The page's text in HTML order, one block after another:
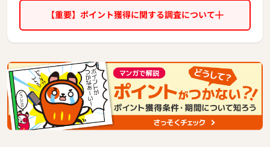
込)につき1％貯まる！
●購入から1年間最大1万円分のケータイ補償※携帯電話の紛
失や修理不能(水漏れ・全損)
●dカードポイントアップモールやdカード特約店なら、ご利
が貯まる！
●マツモトキヨシ、ローソン、ファミリーマート、やまや、
高島屋、スターバックスなどdカード特約店が豊富！
●ETCカードの年会費が初年度無料！2年目以降も、前年度に
1度でもETCカードの請求があれば年会費無料に！
●iD付きで通常デザイン・ポインコデザインの2種類からカー
ドが選べる！
【重要】ポイント獲得に関する調査について